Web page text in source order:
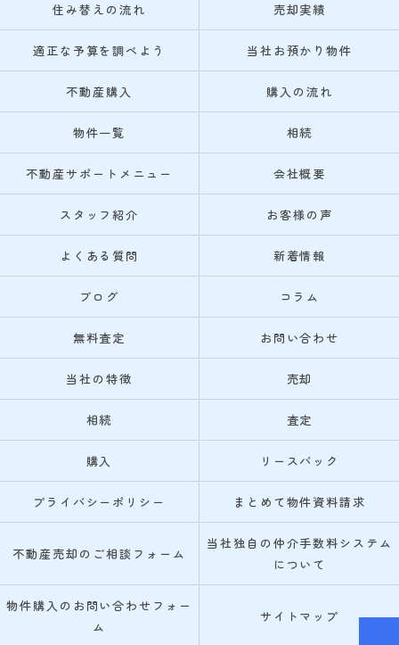
住み替えの流れ 売却実績
適正な予算を調べよう 当社お預かり物件
不動産購入 購入の流れ
物件一覧 相続
不動産サポートメニュー 会社概要
スタッフ紹介 お客様の声
よくある質問 新着情報
ブログ コラム
無料査定 お問い合わせ
当社の特徴 売却
相続 査定
購入 リースバック
プライバシーポリシー まとめて物件資料請求
不動産売却のご相談フォーム
当社独自の仲介手数料システム
について
物件購入のお問い合わせフォー
ム
サイトマップ